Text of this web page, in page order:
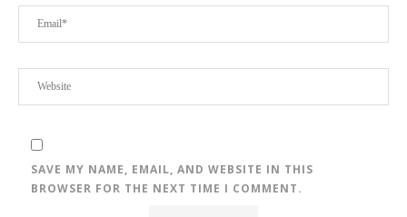
SAVE MY NAME, EMAIL, AND WEBSITE IN THIS
BROWSER FOR THE NEXT TIME I COMMENT.